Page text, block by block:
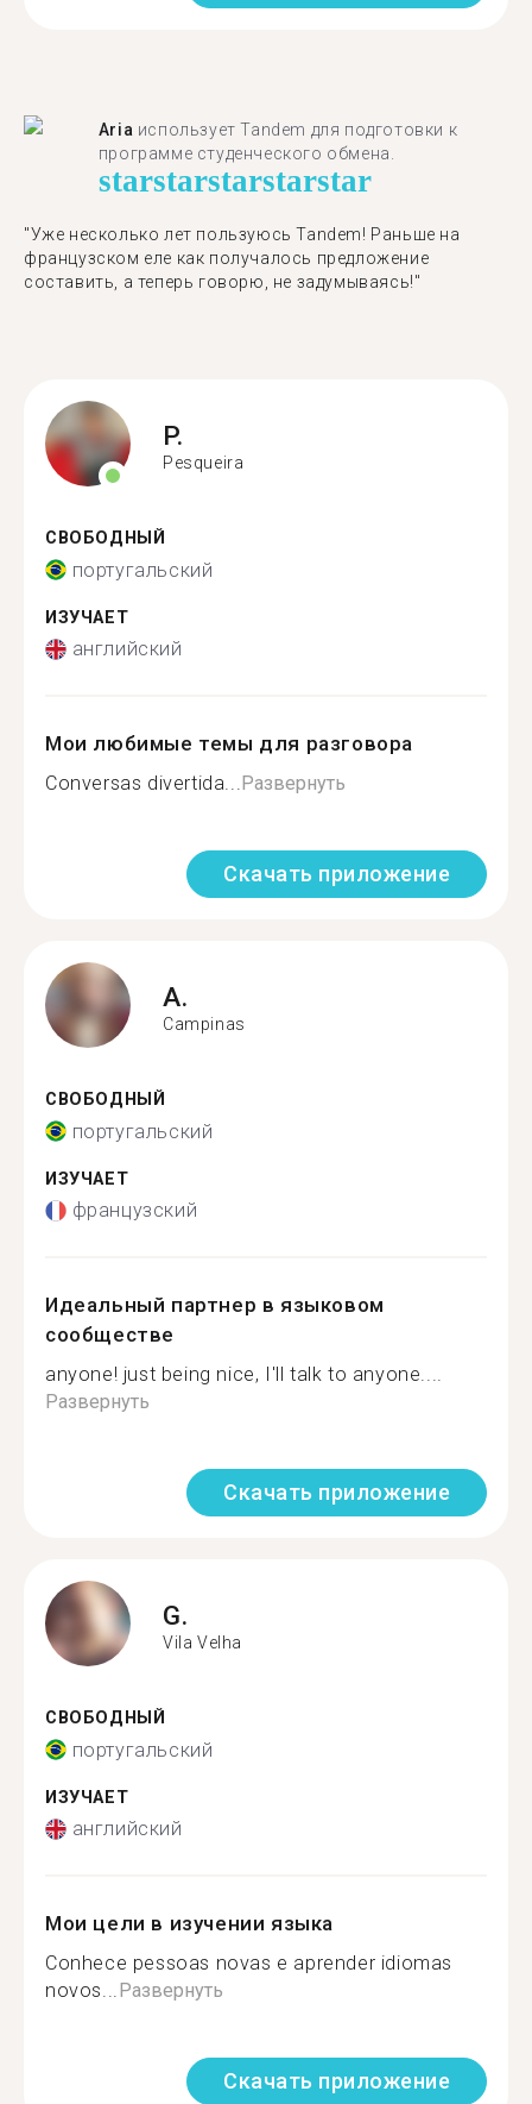
Aria использует Tandem для подготовки к
программе студенческого обмена.
starstarstarstarstar
"​​Уже несколько лет пользуюсь Tandem! Раньше на
французском еле как получалось предложение
составить, а теперь говорю, не задумываясь!"
P.
Pesqueira
СВОБОДНЫЙ
португальский
ИЗУЧАЕТ
английский
Мои любимые темы для разговора
Conversas divertida...Развернуть
Скачать приложение
A.
Campinas
СВОБОДНЫЙ
португальский
ИЗУЧАЕТ
французский
Идеальный партнер в языковом
сообществе
anyone! just being nice, I'll talk to anyone....
Развернуть
Скачать приложение
G.
Vila Velha
СВОБОДНЫЙ
португальский
ИЗУЧАЕТ
английский
Мои цели в изучении языка
Conhece pessoas novas e aprender idiomas
novos...Развернуть
Скачать приложение